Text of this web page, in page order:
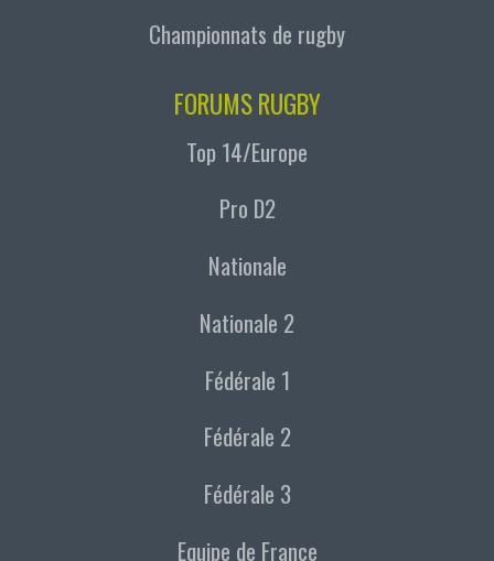
Championnats de rugby
FORUMS RUGBY
Top 14/Europe
Pro D2
Nationale
Nationale 2
Fédérale 1
Fédérale 2
Fédérale 3
Equipe de France